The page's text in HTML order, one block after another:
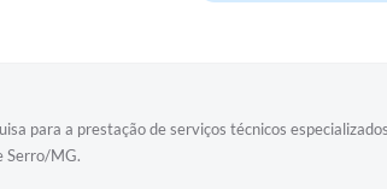
para a prestação de serviços técnicos
Serro/MG.